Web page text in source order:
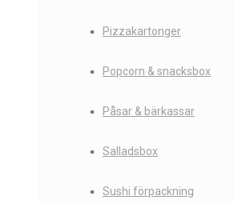
Pizzakartonger
Popcorn & snacksbox
Påsar & bärkassar
Salladsbox
Sushi förpackning